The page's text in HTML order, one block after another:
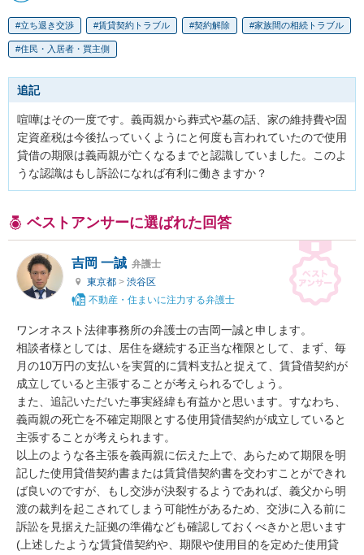
立ち退き交渉 賃貸契約トラブル 契約解除 家族間の相続トラブル
住民・入居者・買主側
追記
喧嘩はその一度です。義両親から葬式や墓の話、家の維持費や固
定資産税は今後払っていくようにと何度も言われていたので使用
貸借の期限は義両親が亡くなるまでと認識していました。このよ
うな認識はもし訴訟になれば有利に働きますか？
ベストアンサーに選ばれた回答
吉岡 一誠 弁護士
東京都 > 渋谷区
不動産・住まいに注力する弁護士
ワンオネスト法律事務所の弁護士の吉岡一誠と申します。
相談者様としては、居住を継続する正当な権限として、まず、毎
月の10万円の支払いを実質的に賃料支払と捉えて、賃貸借契約が
成立していると主張することが考えられるでしょう。
また、追記いただいた事実経緯も有益かと思います。すなわち、
義両親の死亡を不確定期限とする使用貸借契約が成立していると
主張することが考えられます。
以上のような各主張を義両親に伝えた上で、あらためて期限を明
記した使用貸借契約書または賃貸借契約書を交わすことができれ
ば良いのですが、もし交渉が決裂するようであれば、義父から明
渡の裁判を起こされてしまう可能性があるため、交渉に入る前に
訴訟を見据えた証拠の準備なども確認しておくべきかと思います
(上述したような賃貸借契約や、期限や使用目的を定めた使用貸